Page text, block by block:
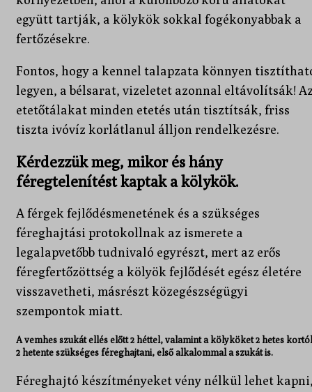
együtt tartják, a kölykök sokkal fogékonyabbak a
fertőzésekre.
Fontos, hogy a kennel talapzata könnyen
legyen, a bélsarat, vizeletet azonnal eltávolítsák!
etetőtálakat minden etetés után tisztítsák, friss
tiszta ivóvíz korlátlanul álljon rendelkezésre.
Kérdezzük meg, mikor és hány
féregtelenítést kaptak a kölykök.
A férgek fejlődésmenetének és a szükséges
féreghajtási protokollnak az ismerete a
legalapvetőbb tudnivaló egyrészt, mert az erős
féregfertőzöttség a kölyök fejlődését egész életére
visszavetheti, másrészt közegészségügyi
szempontok miatt.
A vemhes szukát ellés előtt 2 héttel, valamint a kölyköket 2 hetes kortól
2 hetente szükséges féreghajtani, első alkalommal a szukát is.
Féreghajtó készítményeket vény nélkül lehet